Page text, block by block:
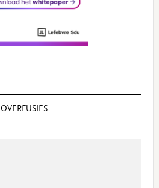
OVERFUSIES